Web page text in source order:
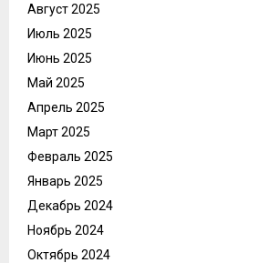
Август 2025
Июль 2025
Июнь 2025
Май 2025
Апрель 2025
Март 2025
Февраль 2025
Январь 2025
Декабрь 2024
Ноябрь 2024
Октябрь 2024